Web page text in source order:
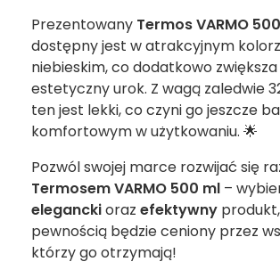
Prezentowany Termos VARMO
dostępny jest w atrakcyjnym
niebieskim, co dodatkowo zwiększa
estetyczny urok. Z wagą zaledwie
ten jest lekki, co czyni go jeszcze
komfortowym w użytkowaniu. 🌟
Pozwól swojej marce rozwijać się
Termosem VARMO 500 ml –
eleganckioraz efektywny
pewnością będzie ceniony przez
którzy go otrzymają!